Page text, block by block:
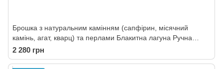
Брошка з натуральним камінням (сапфірин, місячний
камінь, агат, кварц) та перлами Блакитна лагуна Ручна
робота
2 280 грн